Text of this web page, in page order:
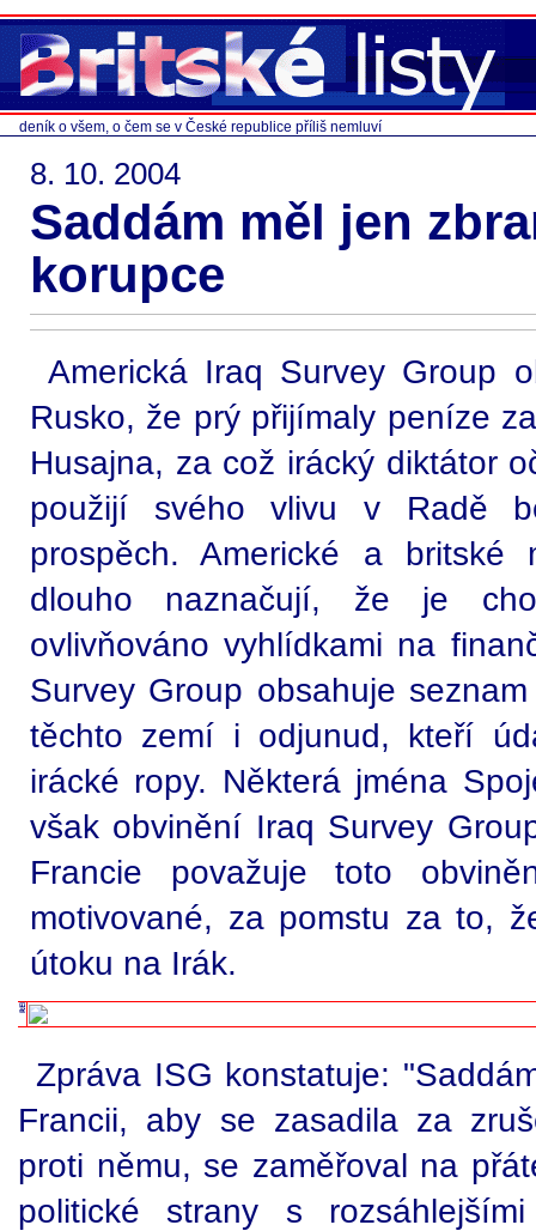
deník o všem, o čem se v České republice příliš nemluví
8. 10. 2004
Saddám měl jen
korupce
Americká Iraq Survey Group
Rusko, že prý přijímaly peníze
Husajna, za což irácký diktátor
použijí svého vlivu v Radě
prospěch. Americké a britské
dlouho naznačují, že je
ovlivňováno vyhlídkami na
Survey Group obsahuje
těchto zemí i odjunud, kteří
irácké ropy. Některá jména
však obvinění Iraq Survey
Francie považuje toto
motivované, za pomstu za to,
útoku na Irák.
Zpráva ISG konstatuje:
Francii, aby se zasadila za
proti němu, se zaměřoval na
politické strany s